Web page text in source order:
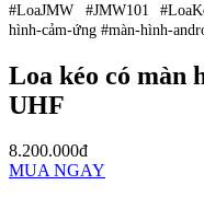
#LoaJMW #JMW101
hình-cảm-ứng #màn-hình-
Loa kéo có màn
UHF
8.200.000đ
MUA NGAY